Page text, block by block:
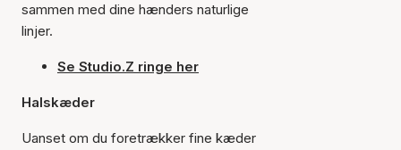
sammen med dine hænders naturlige
linjer.
Se Studio.Z ringe her
Halskæder
Uanset om du foretrækker fine kæder